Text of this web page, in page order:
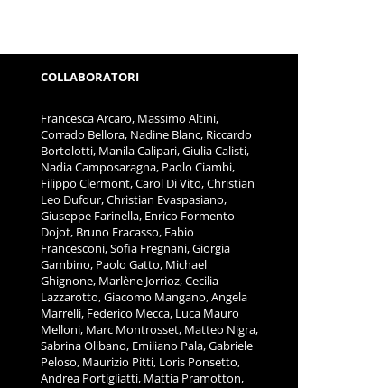
COLLABORATORI
Francesca Arcaro, Massimo Altini,
Corrado Bellora, Nadine Blanc, Riccardo
Bortolotti, Manila Calipari, Giulia Calisti,
Nadia Camposaragna, Paolo Ciambi,
Filippo Clermont, Carol Di Vito, Christian
Leo Dufour, Christian Evaspasiano,
Giuseppe Farinella, Enrico Formento
Dojot, Bruno Fracasso, Fabio
Francesconi, Sofia Fregnani, Giorgia
Gambino, Paolo Gatto, Michael
Ghignone, Marlène Jorrioz, Cecilia
Lazzarotto, Giacomo Mangano, Angela
Marrelli, Federico Mecca, Luca Mauro
Melloni, Marc Montrosset, Matteo Nigra,
Sabrina Olibano, Emiliano Pala, Gabriele
Peloso, Maurizio Pitti, Loris Ponsetto,
Andrea Portigliatti, Mattia Pramotton,